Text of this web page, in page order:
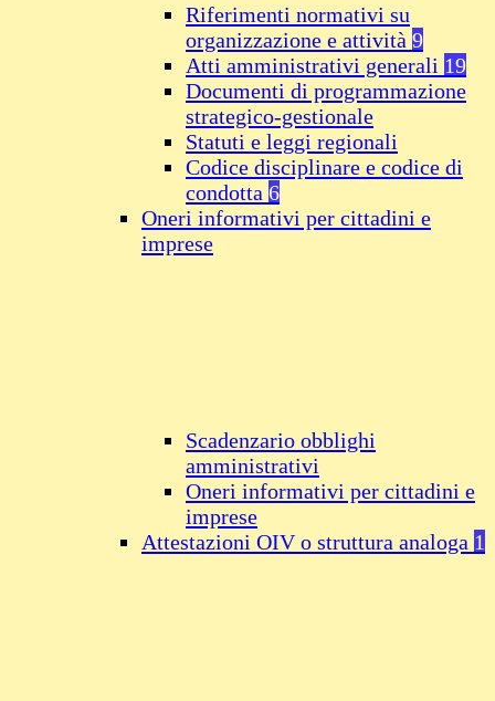
Riferimenti normativi su
organizzazione e attività 9
Atti amministrativi generali 19
Documenti di programmazione
strategico-gestionale
Statuti e leggi regionali
Codice disciplinare e codice di
condotta 6
Oneri informativi per cittadini e
imprese
Scadenzario obblighi
amministrativi
Oneri informativi per cittadini e
imprese
Attestazioni OIV o struttura analoga 1